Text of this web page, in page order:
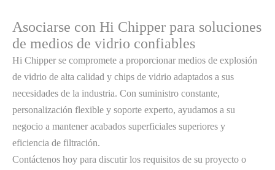
Asociarse con Hi Chipper para soluciones
de medios de vidrio confiables
Hi Chipper se compromete a proporcionar medios de explosión
de vidrio de alta calidad y chips de vidrio adaptados a sus
necesidades de la industria. Con suministro constante,
personalización flexible y soporte experto, ayudamos a su
negocio a mantener acabados superficiales superiores y
eficiencia de filtración.
Contáctenos hoy para discutir los requisitos de su proyecto o